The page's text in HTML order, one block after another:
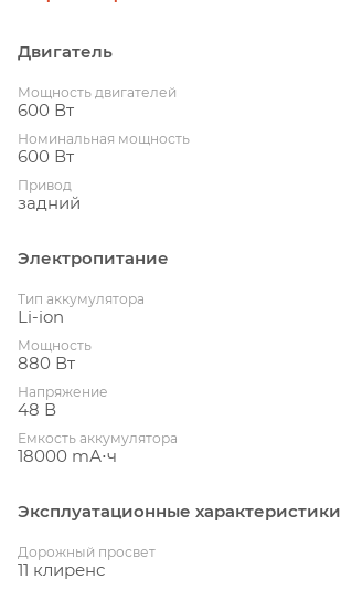
Двигатель
Мощность двигателей
600 Вт
Номинальная мощность
600 Вт
Привод
задний
Электропитание
Тип аккумулятора
Li-ion
Мощность
880 Вт
Напряжение
48 В
Емкость аккумулятора
18000 mА⋅ч
Эксплуатационные характеристики
Дорожный просвет
11 клиренс